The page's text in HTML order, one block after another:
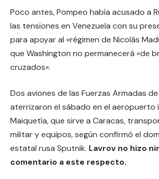
Poco antes, Pompeo había acusado a
las tensiones en Venezuela con su
para apoyar al «régimen de Nicolás
que Washington no permanecerá «de
cruzados».
Dos aviones de las Fuerzas Armadas de
aterrizaron el sábado en el aeropuerto
Maiquetía, que sirve a Caracas,
militar y equipos, según confirmó el
estatal rusa Sputnik. Lavrov no hizo
comentario a este respecto.